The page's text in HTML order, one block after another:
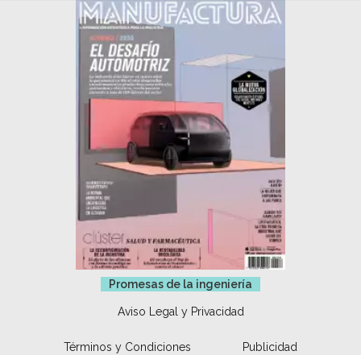
Promesas de la ingeniería
Aviso Legal y Privacidad
Términos y Condiciones Publicidad